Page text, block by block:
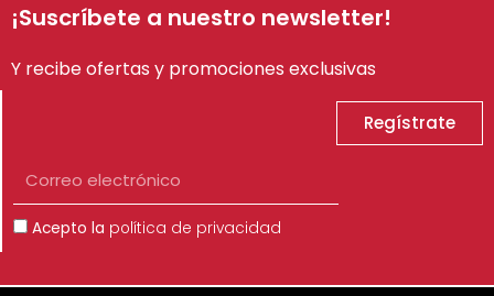
¡Suscríbete a nuestro newsletter!
Y recibe ofertas y promociones exclusivas
electrónico
Aceptación
Acepto la política de privacidad
Regístrate